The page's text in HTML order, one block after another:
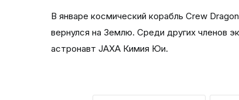
В январе космический корабль Crew
вернулся на Землю. Среди других членов
астронавт JAXA Кимия Юи.